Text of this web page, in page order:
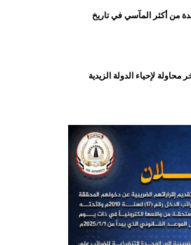
من أكثر المآسي في تاريخ
محاولة لإحياء الدولة الزيدية